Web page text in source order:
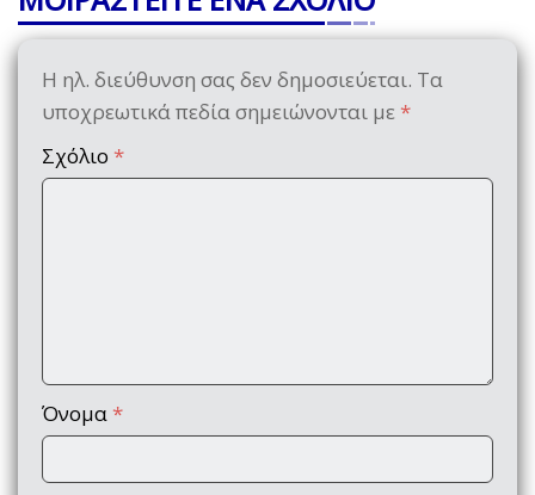
Η ηλ. διεύθυνση σας δεν δημοσιεύεται. Τα
υποχρεωτικά πεδία σημειώνονται με *
Σχόλιο *
Όνομα *